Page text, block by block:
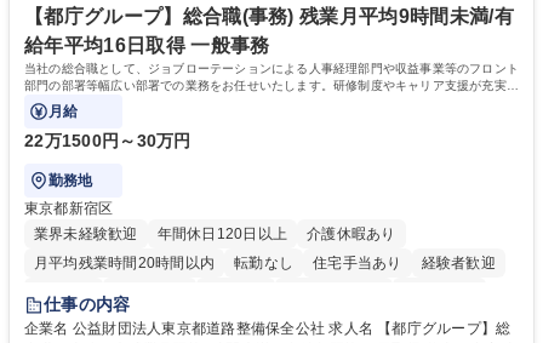
休日125日
【都庁グループ】総合職(事務) 残業月平均9時間未満/有
給年平均16日取得 一般事務
当社の総合職として、ジョブローテーションによる人事経理部門や収益事業等のフロント
部門の部署等幅広い部署での業務をお任せいたします。研修制度やキャリア支援が充実し
ております！ ※下記業務詳細
月給
22万1500円～30万円
勤務地
東京都新宿区
業界未経験歓迎
年間休日120日以上
介護休暇あり
月平均残業時間20時間以内
転勤なし 住宅手当あり
経験者歓迎
研修あり
退職金あり
駅近5分以内
資格取得手当あり 食事補助あり
仕事の内容
企業名 公益財団法人東京都道路整備保全公社 求人名 【都庁グループ】総